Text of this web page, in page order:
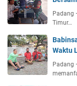
Padang
Timur…
Waktu
Padang